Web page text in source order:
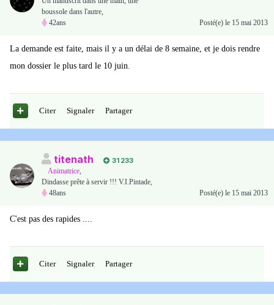
boussole dans l'autre,
42ans
Posté(e) le 15 mai 2013
La demande est faite, mais il y a un délai de 8 semaine, et je dois rendre
mon dossier le plus tard le 10 juin.
Citer Signaler Partager
titenath
31 233
Animatrice
Dindasse prête à servir !!! V.I.Pintade,
48ans
Posté(e) le 15 mai 2013
C'est pas des rapides ....
Citer Signaler Partager